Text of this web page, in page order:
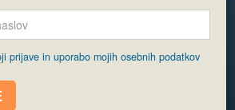
Vse pravice so pridržane.
piškotkov
prijave in uporabo mojih osebnih podatkov